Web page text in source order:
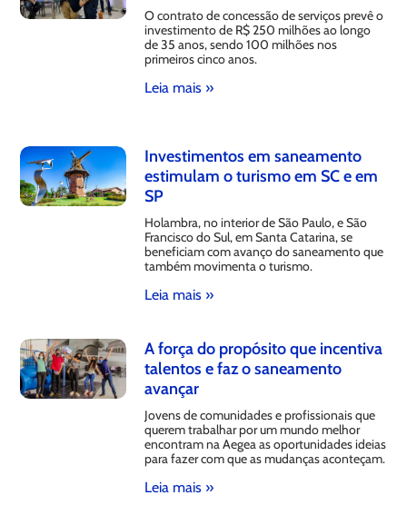
O contrato de concessão de serviços prevê o
investimento de R$ 250 milhões ao longo
de 35 anos, sendo 100 milhões nos
primeiros cinco anos.
Leia mais »
Investimentos em saneamento
estimulam o turismo em SC e em
SP
Holambra, no interior de São Paulo, e São
Francisco do Sul, em Santa Catarina, se
beneficiam com avanço do saneamento que
também movimenta o turismo.
Leia mais »
A força do propósito que incentiva
talentos e faz o saneamento
avançar
Jovens de comunidades e profissionais que
querem trabalhar por um mundo melhor
encontram na Aegea as oportunidades ideias
para fazer com que as mudanças aconteçam.
Leia mais »